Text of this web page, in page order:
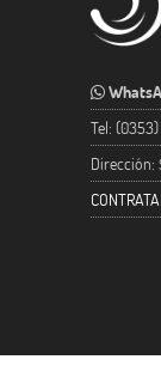
Tel:
Dirección: